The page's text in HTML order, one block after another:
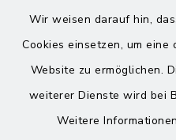
Wir weisen darauf hin,
Cookies einsetzen, um
Website zu ermöglichen.
weiterer Dienste wird bei
Weitere